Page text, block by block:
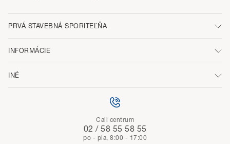
PRVÁ STAVEBNÁ SPORITEĽŇA
INFORMÁCIE
INÉ
Call centrum
02 / 58 55 58 55
po - pia, 8:00 - 17:00